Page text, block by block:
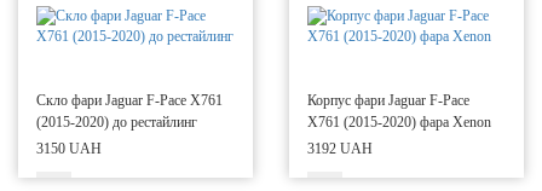
Скло фари Jaguar F-Pace X761
(2015-2020) до рестайлинг
3150 UAH
Корпус фари Jaguar F-Pace
X761 (2015-2020) фара Xenon
3192 UAH